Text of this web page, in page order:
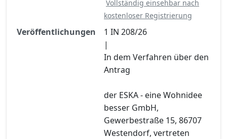
Vollständig einsehbar nach
kostenloser Registrierung
Veröffentlichungen
1 IN 208/26
|
In dem Verfahren über den
Antrag
der ESKA - eine Wohnidee
besser GmbH,
Gewerbestraße 15, 86707
Westendorf, vertreten